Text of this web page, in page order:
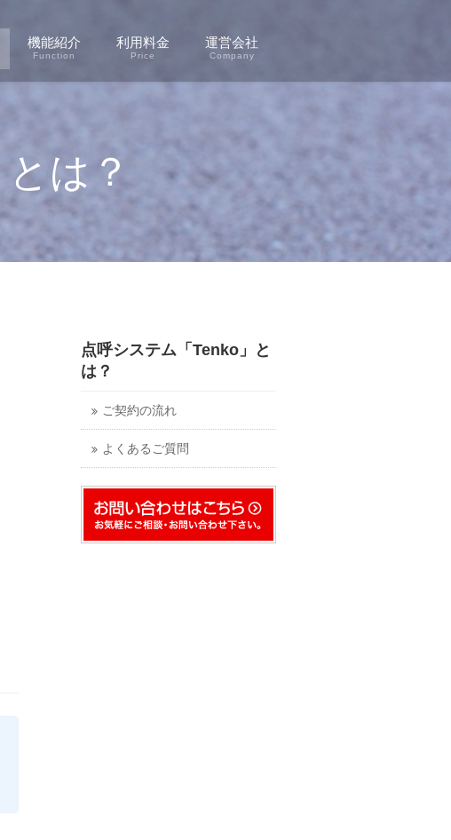
機能紹介
Function
利用料金
Price
運営会社
Company
は？
点呼システム「Tenko」と
は？
ご契約の流れ
よくあるご質問